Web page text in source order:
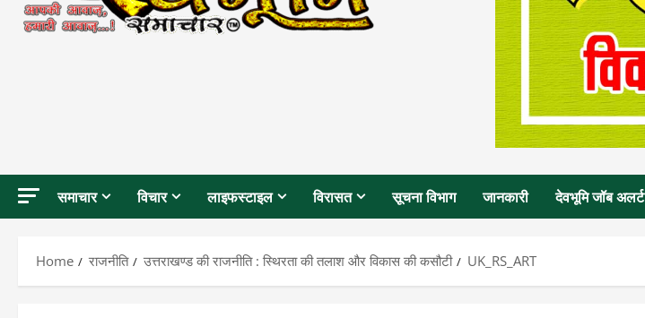
समाचार विचार लाइफस्टाइल विरासत सूचना विभाग जानकारी देवभूमि जॉब अलर्ट
Home राजनीति उत्तराखण्ड की राजनीति : स्थिरता की तलाश और विकास की कसौटी UK_RS_ART